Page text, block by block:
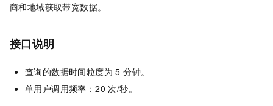
商和地域获取带宽数据。
接口说明
查询的数据时间粒度为 5 分钟。
单用户调用频率：20 次/秒。